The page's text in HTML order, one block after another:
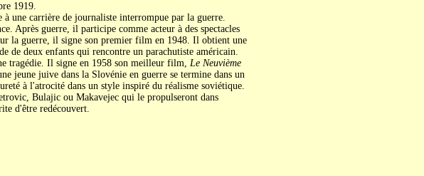
1919.
une carrière de journaliste interrompue par la guerre.
Après guerre, il participe comme acteur à des spectacles
la guerre, il signe son premier film en 1948. Il obtient une
de deux enfants qui rencontre un parachutiste américain.
tragédie. Il signe en 1958 son meilleur film, Le Neuvième
jeune juive dans la Slovénie en guerre se termine dans un
à l'atrocité dans un style inspiré du réalisme soviétique.
Bulajic ou Makavejec qui le propulseront dans
d'être redécouvert.